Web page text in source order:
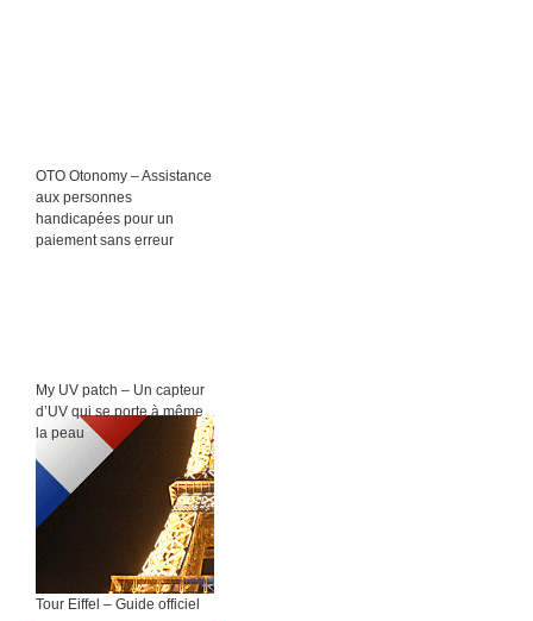
OTO Otonomy – Assistance
aux personnes
handicapées pour un
paiement sans erreur
My UV patch – Un capteur
d’UV qui se porte à même
la peau
Tour Eiffel – Guide officiel